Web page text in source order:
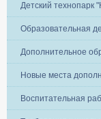
Детский технопарк
Образовательная
Дополнительное
Новые места
Воспитательная